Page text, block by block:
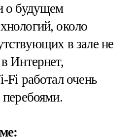
о будущем
около
в зале не
Интернет,
Fi работал очень